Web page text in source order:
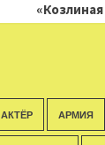
АКТЁР АРМИЯ